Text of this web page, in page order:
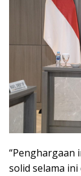
“Penghargaan
solid selama